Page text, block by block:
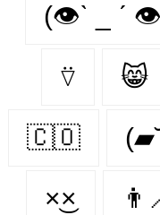
(👁ˋ _ ˊ
⍢ 😸
🇨🇴
×͜×